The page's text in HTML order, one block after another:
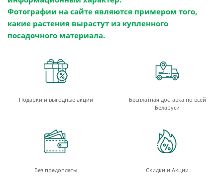
Фотографии на сайте являются примером того,
какие растения вырастут из купленного
посадочного материала.
Подарки и выгодные акции
Бесплатная доставка по всей
Беларуси
Без предоплаты Скидки и Акции